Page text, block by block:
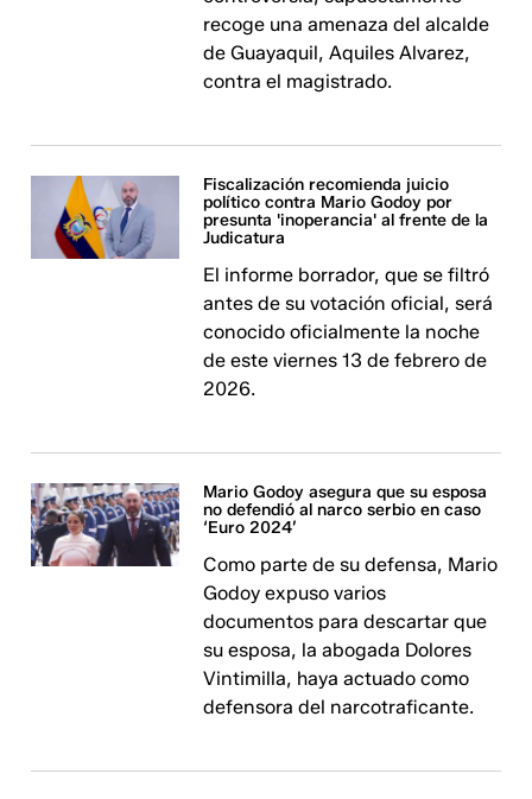
recoge una amenaza del alcalde
de Guayaquil, Aquiles Alvarez,
contra el magistrado.
Fiscalización recomienda juicio
político contra Mario Godoy por
presunta 'inoperancia' al frente de la
Judicatura
El informe borrador, que se filtró
antes de su votación oficial, será
conocido oficialmente la noche
de este viernes 13 de febrero de
2026.
Mario Godoy asegura que su esposa
no defendió al narco serbio en caso
‘Euro 2024’
Como parte de su defensa, Mario
Godoy expuso varios
documentos para descartar que
su esposa, la abogada Dolores
Vintimilla, haya actuado como
defensora del narcotraficante.